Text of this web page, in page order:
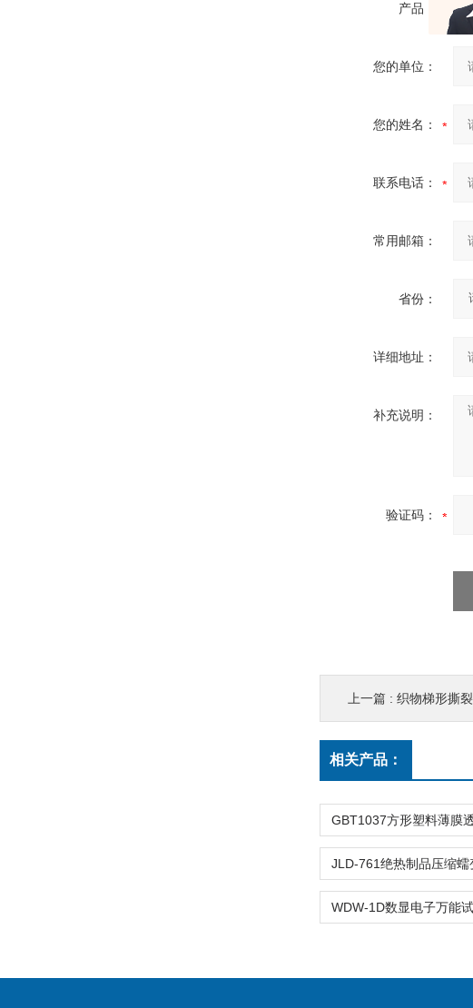
产品：
您的单位：
您的姓名：
联系电话：
常用邮箱：
省份：
详细地址：
补充说明：
验证码：
上一篇 : 织物梯形撕
相关产品：